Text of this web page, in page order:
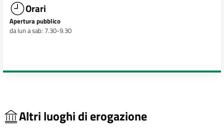
Orari
Apertura pubblico
da lun a sab: 7.30-9.30
Altri luoghi di erogazione